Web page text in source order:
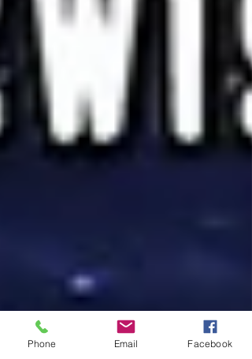
Phone Email Facebook